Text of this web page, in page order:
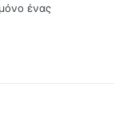
ένας